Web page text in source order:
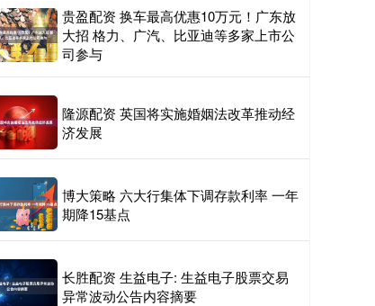
贵盈配资 换车最高优惠10万元！广东放
大招 格力、广汽、比亚迪等多家上市公
司参与
隆源配资 英国将实施婚姻法改革推动经
济发展
博大策略 六大行集体下调存款利率 一年
期降15基点
长胜配资 生益电子: 生益电子股票交易
异常波动公告内容摘要